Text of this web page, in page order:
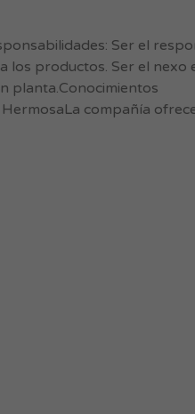
Ser el
los productos. Ser el nexo
planta.Conocimientos
compañía